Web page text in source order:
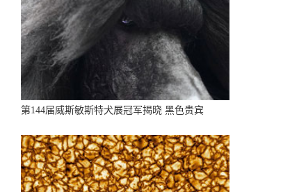
第144届威斯敏斯特犬展冠军揭晓 黑色贵宾